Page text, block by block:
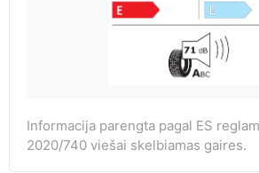
Informacija parengta pagal ES
2020/740 viešai skelbiamas gaires.